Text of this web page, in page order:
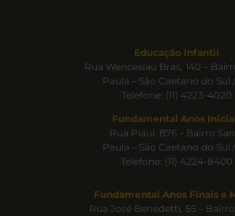
Educação Infantil
Rua Wenceslau Bras, 140 –
Paula – São Caetano do Sul
Telefone: (11) 4223-4020
Fundamental Anos
Rua Piauí, 876 – Bairro
Paula – São Caetano do Sul
Telefone: (11) 4224-8400
Fundamental Anos Finais e
Rua José Benedetti, 55 –